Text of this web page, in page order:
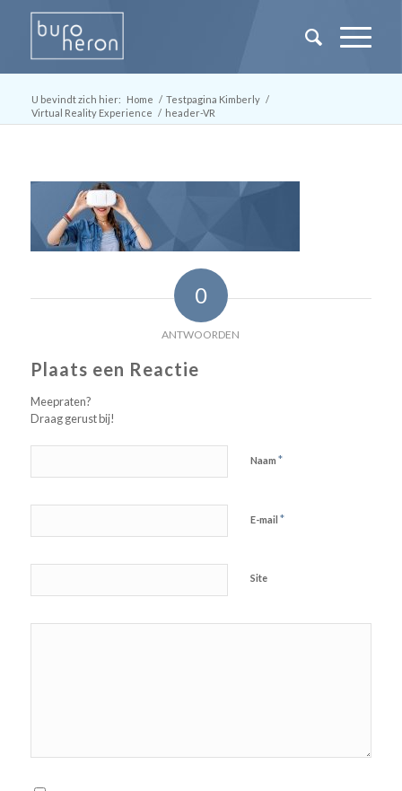
U bevindt zich hier: Home / Testpagina Kimberly /
Virtual Reality Experience / header-VR
0
ANTWOORDEN
Plaats een Reactie
Meepraten?
Draag gerust bij!
Naam *
E-mail *
Site